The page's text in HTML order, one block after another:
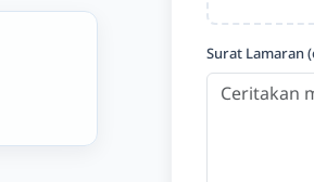
Surat Lamaran